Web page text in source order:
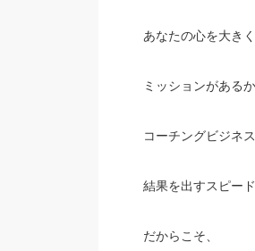
あなたの心を大き
ミッションがある
コーチングビジネ
結果を出すスピー
だからこそ、